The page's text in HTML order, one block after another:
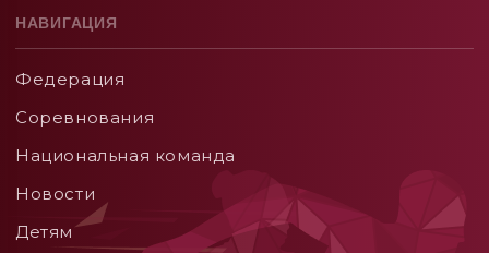
НАВИГАЦИЯ
Федерация
Соревнования
Национальная команда
Новости
Детям